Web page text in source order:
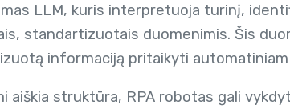
LLM, kuris interpretuoja turinį,
standartizuotais duomenimis. Šis
informaciją pritaikyti automatiniam
aiškia struktūra, RPA robotas gali